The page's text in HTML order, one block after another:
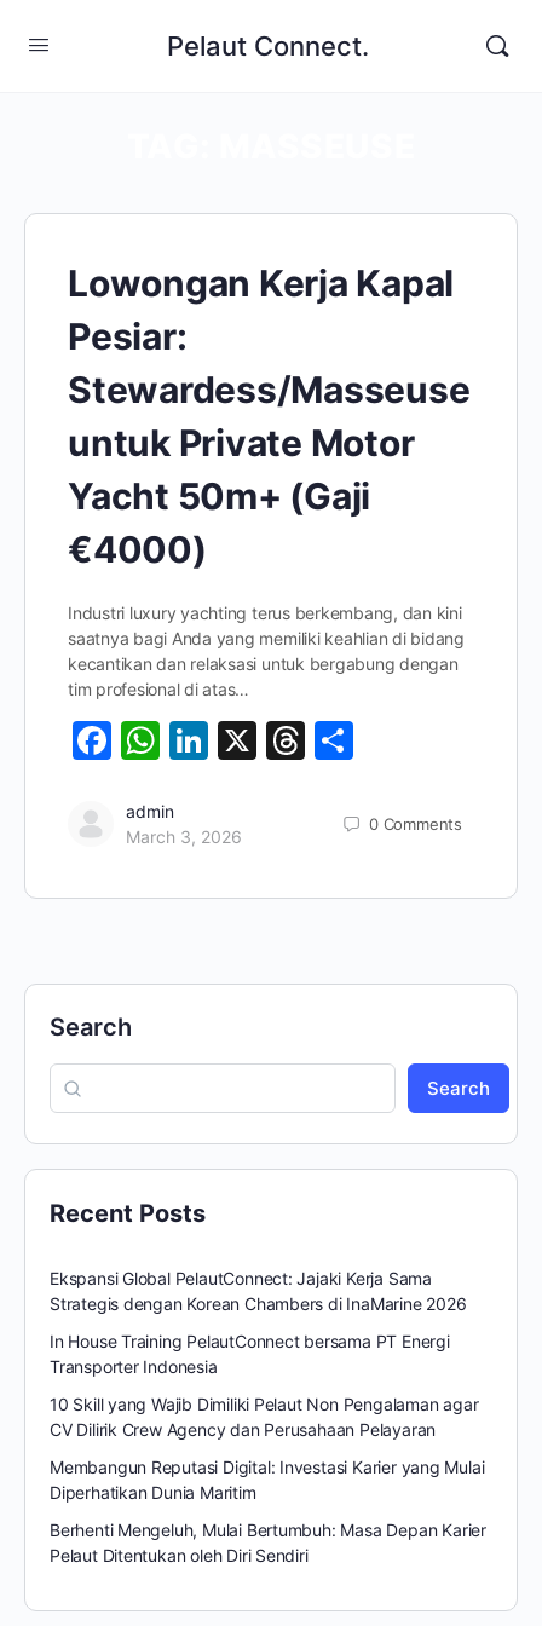
Pelaut Connect.
Lowongan Kerja Kapal
Pesiar:
Stewardess/Masseuse
untuk Private Motor
Yacht 50m+ (Gaji
€4000)
Industri luxury yachting terus berkembang, dan kini
saatnya bagi Anda yang memiliki keahlian di bidang
kecantikan dan relaksasi untuk bergabung dengan
tim profesional di atas…
Facebook
WhatsApp
LinkedIn
X Threads
admin
March 3, 2026
0 Comments
Search
Search
Recent Posts
Ekspansi Global PelautConnect: Jajaki Kerja Sama
Strategis dengan Korean Chambers di InaMarine 2026
In House Training PelautConnect bersama PT Energi
Transporter Indonesia
10 Skill yang Wajib Dimiliki Pelaut Non Pengalaman agar
CV Dilirik Crew Agency dan Perusahaan Pelayaran
Membangun Reputasi Digital: Investasi Karier yang Mulai
Diperhatikan Dunia Maritim
Berhenti Mengeluh, Mulai Bertumbuh: Masa Depan Karier
Pelaut Ditentukan oleh Diri Sendiri